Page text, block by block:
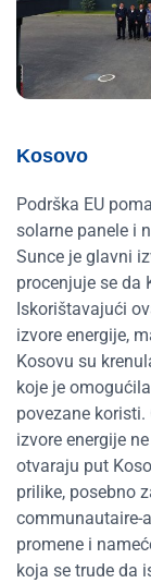
Kosovo
Podrška EU
solarne panele i
Sunce je glavni
procenjuje se da
Iskorištavajući
izvore energije,
Kosovu su
koje je
povezane
izvore energije
otvaraju put
prilike, posebno
communautaire-
promene i
koja se trude da